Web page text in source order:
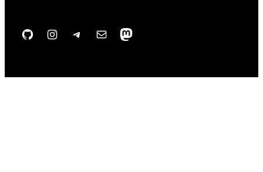
GitHub Instagram Telegram Correo electrónico Mastodon